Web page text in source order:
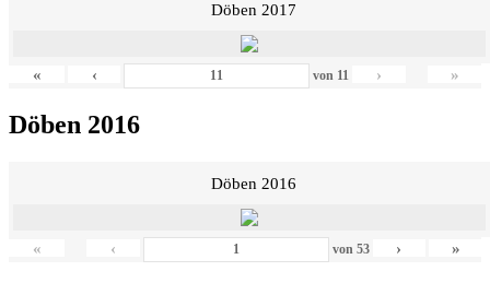
Döben 2017
« ‹ von 11 › »
Döben 2016
Döben 2016
« ‹ von 53 › »